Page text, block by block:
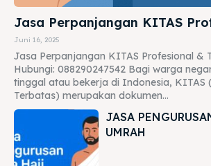
Jasa Perpanjangan KITAS
Juni 16, 2025
Jasa Perpanjangan KITAS Profesional &
Hubungi: 088290247542 Bagi warga
tinggal atau bekerja di Indonesia, KITAS
Terbatas) merupakan dokumen...
JASA
UMRAH